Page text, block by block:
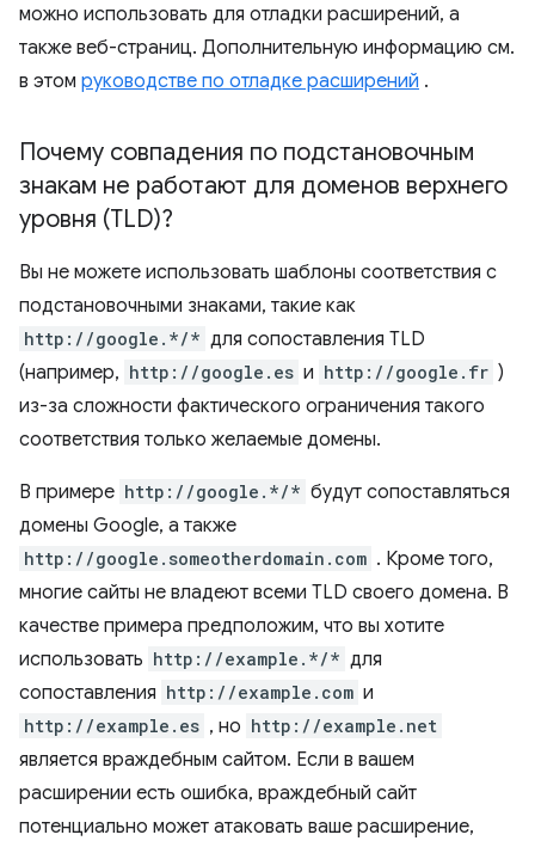
можно использовать для отладки расширений, а
также веб-страниц. Дополнительную информацию см.
в этом руководстве по отладке расширений .
Почему совпадения по подстановочным
знакам не работают для доменов верхнего
уровня (TLD)?
Вы не можете использовать шаблоны соответствия с
подстановочными знаками, такие как
http://google.*/* для сопоставления TLD
(например, http://google.es и http://google.fr )
из-за сложности фактического ограничения такого
соответствия только желаемые домены.
В примере http://google.*/* будут сопоставляться
домены Google, а также
http://google.someotherdomain.com . Кроме того,
многие сайты не владеют всеми TLD своего домена. В
качестве примера предположим, что вы хотите
использовать http://example.*/* для
сопоставления http://example.com и
http://example.es , но http://example.net
является враждебным сайтом. Если в вашем
расширении есть ошибка, враждебный сайт
потенциально может атаковать ваше расширение,